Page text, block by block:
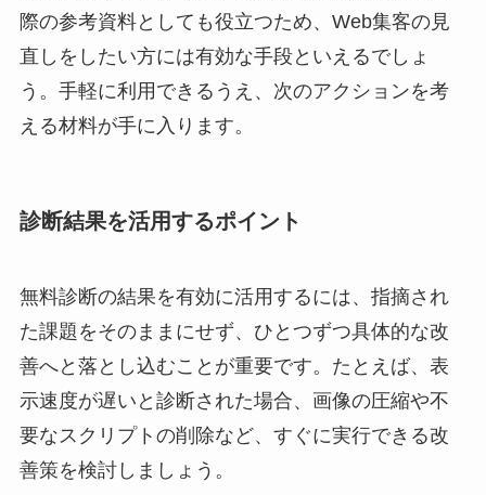
際の参考資料としても役立つため、Web集客の見
直しをしたい方には有効な手段といえるでしょ
う。手軽に利用できるうえ、次のアクションを考
える材料が手に入ります。
診断結果を活用するポイント
無料診断の結果を有効に活用するには、指摘され
た課題をそのままにせず、ひとつずつ具体的な改
善へと落とし込むことが重要です。たとえば、表
示速度が遅いと診断された場合、画像の圧縮や不
要なスクリプトの削除など、すぐに実行できる改
善策を検討しましょう。